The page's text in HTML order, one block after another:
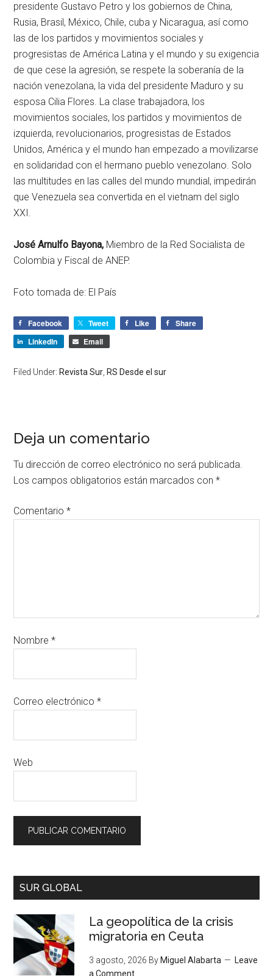
presidente Gustavo Petro y los gobiernos de China,
Rusia, Brasil, México, Chile, cuba y Nicaragua, así como
las de los partidos y movimientos sociales y
progresistas de América Latina y el mundo y su exigencia
de que cese la agresión, se respete la soberanía de la
nación venezolana, la vida del presidente Maduro y su
esposa Cilia Flores. La clase trabajadora, los
movimientos sociales, los partidos y movimientos de
izquierda, revolucionarios, progresistas de Estados
Unidos, América y el mundo han empezado a movilizarse
en solidaridad con el hermano pueblo venezolano. Solo
las multitudes en las calles del mundo mundial, impedirán
que Venezuela sea convertida en el vietnam del siglo
XXI.
José Arnulfo Bayona, Miembro de la Red Socialista de
Colombia y Fiscal de ANEP.
Foto tomada de: El País
Facebook Tweet Like
Share
LinkedIn
Email
Filed Under: Revista Sur RS Desde el sur
Deja un comentario
Tu dirección de correo electrónico no será publicada.
Los campos obligatorios están marcados con*
Comentario*
Nombre*
Correo electrónico*
Web
SUR GLOBAL
La geopolítica de la crisis
migratoria en Ceuta
3 agosto, 2026 By Miguel Alabarta
Leave
a Comment